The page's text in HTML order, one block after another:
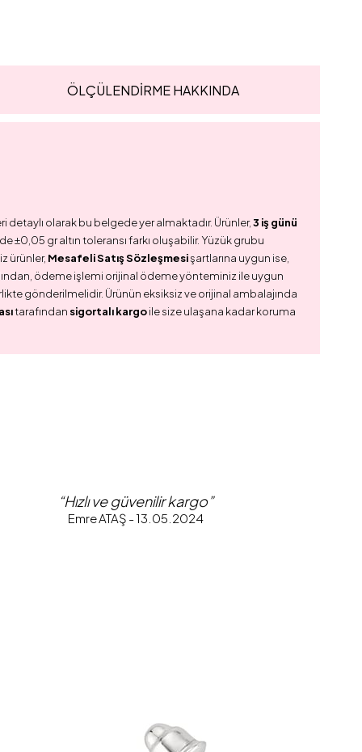
ÖLÇÜLENDİRME HAKKINDA
olarak bu belgede yer almaktadır. Ürünler,3 iş günü
gr altın toleransı farkı oluşabilir. Yüzük grubu
ürünler, Mesafeli Satış Sözleşmesişartlarına uygun ise,
ödeme işlemi orijinal ödeme yönteminiz ile uygun
gönderilmelidir. Ürünün eksiksiz ve orijinal ambalajında
tarafından sigortalı kargoile size ulaşana kadar koruma
“Hızlı ve güvenilir kargo”
Emre ATAŞ - 13.05.2024